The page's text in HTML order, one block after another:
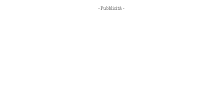
- Pubblicità -